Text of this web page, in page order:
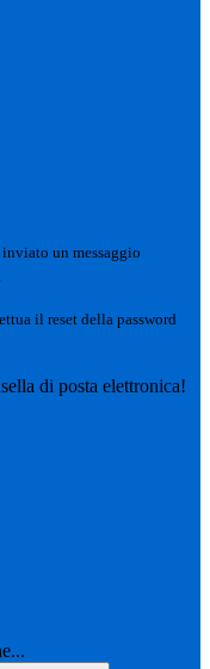
inviato un messaggio
il reset della password
di posta elettronica!